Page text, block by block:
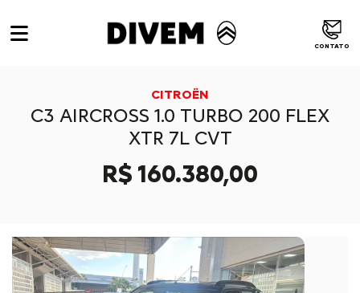
CONTATO
CITROËN
C3 AIRCROSS 1.0 TURBO 200 FLEX
XTR 7L CVT
R$ 160.380,00